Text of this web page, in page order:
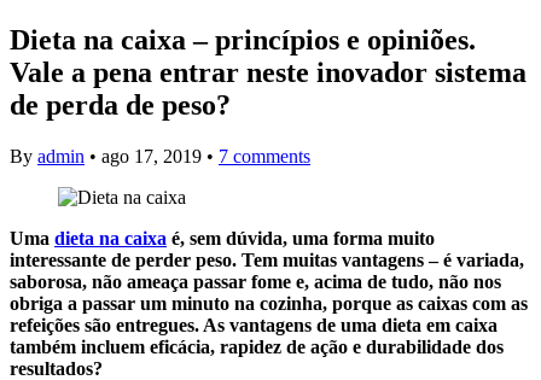
Dieta na caixa – princípios e opiniões.
Vale a pena entrar neste inovador sistema
de perda de peso?
By admin • ago 17, 2019 • 7 comments
Uma dieta na caixa é, sem dúvida, uma forma muito
interessante de perder peso. Tem muitas vantagens – é variada,
saborosa, não ameaça passar fome e, acima de tudo, não nos
obriga a passar um minuto na cozinha, porque as caixas com as
refeições são entregues. As vantagens de uma dieta em caixa
também incluem eficácia, rapidez de ação e durabilidade dos
resultados?